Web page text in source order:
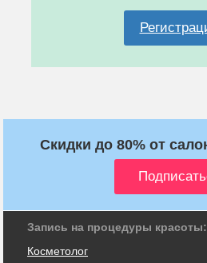
Скидки до 80% от
Запись на процедуры красоты:
Косметолог